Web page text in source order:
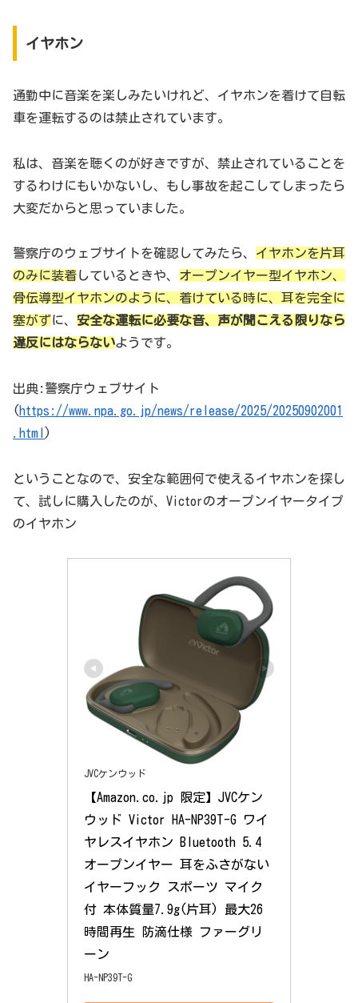
イヤホン
通勤中に音楽を楽しみたいけれど、イヤホンを着けて自転
車を運転するのは禁止されています。
私は、音楽を聴くのが好きですが、禁止されていることを
するわけにもいかないし、もし事故を起こしてしまったら
大変だからと思っていました。
警察庁のウェブサイトを確認してみたら、 イヤホンを片耳
のみに装着しているときや、 オープンイヤー型イヤホン、
骨伝導型イヤホンのように、着けている時に、耳を完全に
塞がずに、 安全な運転に必要な音、声が聞こえる限りなら
違反にはならないようです。
出典:警察庁ウェブサイト
( https://www.npa.go.jp/news/release/2025/20250902001
.html )
ということなので、安全な範囲何で使えるイヤホンを探し
て、試しに購入したのが、Victorのオープンイヤータイプ
のイヤホン
JVCケンウッド
【Amazon.co.jp 限定】JVCケン
ウッド Victor HA-NP39T-G ワイ
ヤレスイヤホン Bluetooth 5.4
オープンイヤー 耳をふさがない
イヤーフック スポーツ マイク
付 本体質量7.9g(片耳) 最大26
時間再生 防滴仕様 ファーグリ
ーン
HA-NP39T-G